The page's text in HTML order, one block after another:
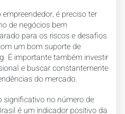
é preciso ter
de negócios bem
para os riscos e desafios
um bom suporte de
É importante também investir
e buscar constantemente
do mercado.
significativo no número de
é um indicador positivo da